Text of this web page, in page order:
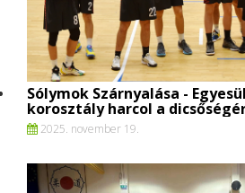
Sólymok Szárnyalása -
korosztály harcol a
2025. november 19.